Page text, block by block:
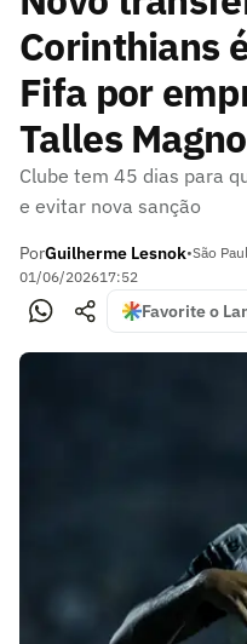
Corinthians
Fifa por
Talles Magno
Clube tem 45 dias para
e evitar nova sanção
PorGuilherme Lesnok•São
01/06/202617:52
Favorite o